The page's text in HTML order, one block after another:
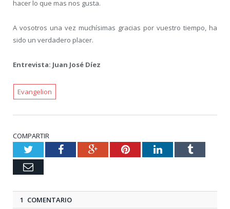
hacer lo que mas nos gusta.
A vosotros una vez muchísimas gracias por vuestro tiempo, ha
sido un verdadero placer.
Entrevista: Juan José Díez
Evangelion
COMPARTIR
TwitterFacebookGoogle+PinterestLinkedInTumblr
Email
1 COMENTARIO